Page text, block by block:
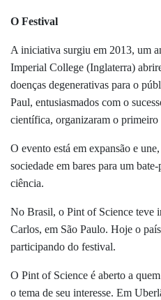
O Festival
A iniciativa surgiu em 2013, um
Imperial College (Inglaterra)
doenças degenerativas para o
Paul, entusiasmados com o
científica, organizaram o primeiro
O evento está em expansão e
sociedade em bares para um
ciência.
No Brasil, o Pint of Science teve
Carlos, em São Paulo. Hoje o
participando do festival.
O Pint of Science é aberto a
o tema de seu interesse. Em